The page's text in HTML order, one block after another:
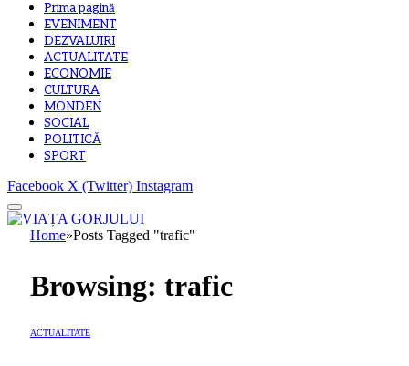
Prima pagină
EVENIMENT
DEZVALUIRI
ACTUALITATE
ECONOMIE
CULTURA
MONDEN
SOCIAL
POLITICĂ
SPORT
Facebook X (Twitter) Instagram
Home»Posts Tagged "trafic"
Browsing: trafic
ACTUALITATE